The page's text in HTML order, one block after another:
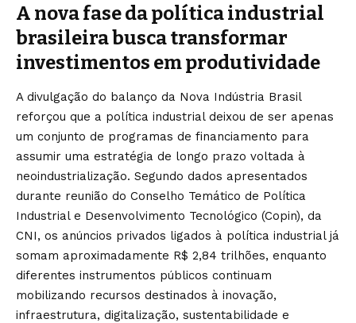
A nova fase da política industrial
brasileira busca transformar
investimentos em produtividade
A divulgação do balanço da Nova Indústria Brasil
reforçou que a política industrial deixou de ser apenas
um conjunto de programas de financiamento para
assumir uma estratégia de longo prazo voltada à
neoindustrialização. Segundo dados apresentados
durante reunião do Conselho Temático de Política
Industrial e Desenvolvimento Tecnológico (Copin), da
CNI, os anúncios privados ligados à política industrial já
somam aproximadamente R$ 2,84 trilhões, enquanto
diferentes instrumentos públicos continuam
mobilizando recursos destinados à inovação,
infraestrutura, digitalização, sustentabilidade e